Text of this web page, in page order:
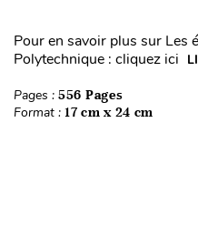
Pour en savoir plus sur Les
Polytechnique : cliquez ici
Pages : 556 Pages
Format : 17 cm x 24 cm